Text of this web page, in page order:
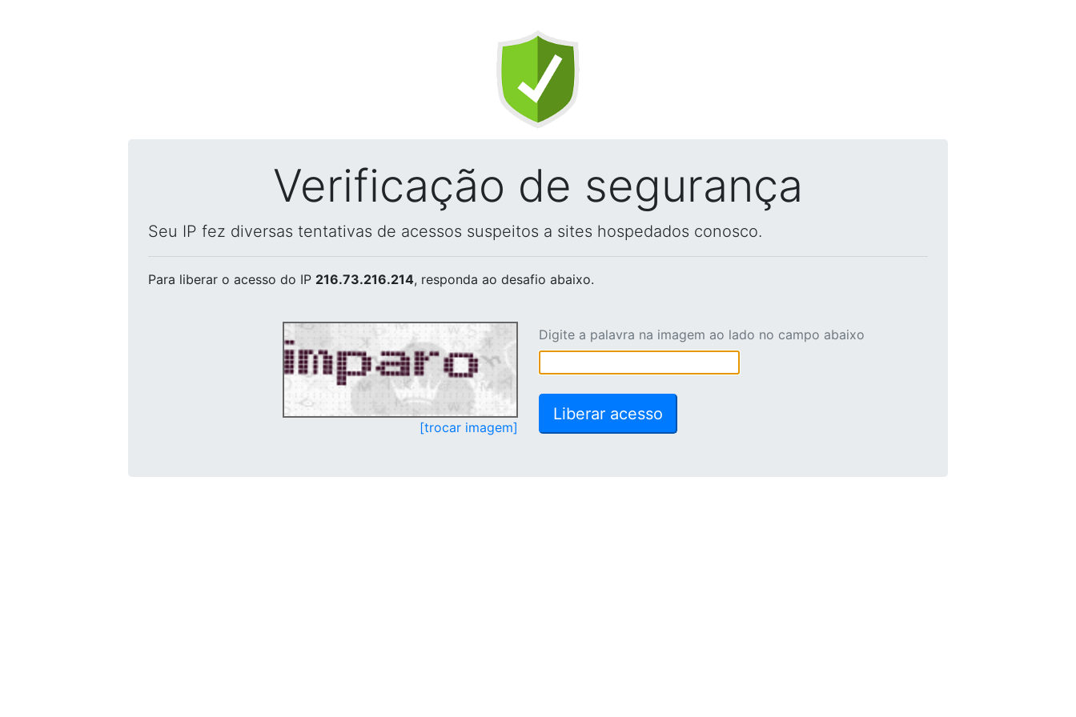
Verificação de segurança
Seu IP fez diversas tentativas de acessos suspeitos a sites hospedados conosco.
Para liberar o acesso do IP 216.73.216.214, responda ao desafio abaixo.
[trocar imagem]
Digite a palavra na imagem ao lado no campo abaixo